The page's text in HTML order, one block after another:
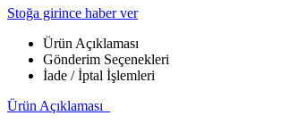
Stoğa girince haber ver
Ürün Açıklaması
Gönderim Seçenekleri
İade / İptal İşlemleri
Ürün Açıklaması